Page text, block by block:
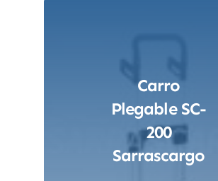
Carro
Plegable SC-
200
Sarrascargo